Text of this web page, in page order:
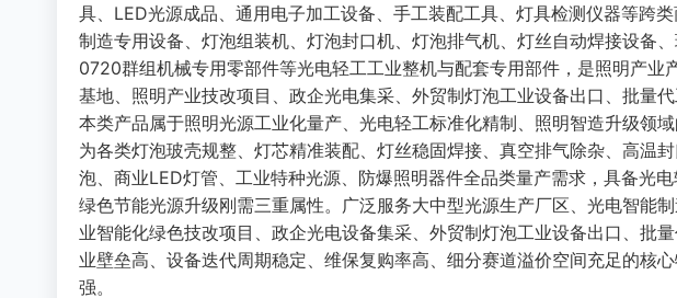
具、LED光源成品、通用电子加工设备、手工装配工具、灯具检测仪器等跨
制造专用设备、灯泡组装机、灯泡封口机、灯泡排气机、灯丝自动焊接设备
0720群组机械专用零部件等光电轻工工业整机与配套专用部件，是照明产业
基地、照明产业技改项目、政企光电集采、外贸制灯泡工业设备出口、批量
本类产品属于照明光源工业化量产、光电轻工标准化精制、照明智造升级领
为各类灯泡玻壳规整、灯芯精准装配、灯丝稳固焊接、真空排气除杂、高温
泡、商业LED灯管、工业特种光源、防爆照明器件全品类量产需求，具备光
绿色节能光源升级刚需三重属性。广泛服务大中型光源生产厂区、光电智能
业智能化绿色技改项目、政企光电设备集采、外贸制灯泡工业设备出口、批
业壁垒高、设备迭代周期稳定、维保复购率高、细分赛道溢价空间充足的核
强。